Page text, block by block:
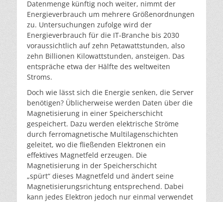
Datenmenge künftig noch weiter, nimmt der
Energieverbrauch um mehrere Größenordnungen
zu. Untersuchungen zufolge wird der
Energieverbrauch für die IT-Branche bis 2030
voraussichtlich auf zehn Petawattstunden, also
zehn Billionen Kilowattstunden, ansteigen. Das
entspräche etwa der Hälfte des weltweiten
Stroms.
Doch wie lässt sich die Energie senken, die Server
benötigen? Üblicherweise werden Daten über die
Magnetisierung in einer Speicherschicht
gespeichert. Dazu werden elektrische Ströme
durch ferromagnetische Multilagenschichten
geleitet, wo die fließenden Elektronen ein
effektives Magnetfeld erzeugen. Die
Magnetisierung in der Speicherschicht
„spürt“ dieses Magnetfeld und ändert seine
Magnetisierungsrichtung entsprechend. Dabei
kann jedes Elektron jedoch nur einmal verwendet